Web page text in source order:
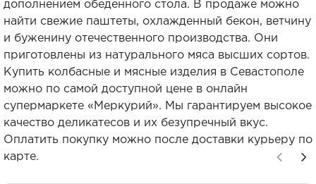
дополнением обеденного стола. В продаже можно
найти свежие паштеты, охлажденный бекон, ветчину
и буженину отечественного производства. Они
приготовлены из натурального мяса высших сортов.
Купить колбасные и мясные изделия в Севастополе
можно по самой доступной цене в онлайн
супермаркете «Меркурий». Мы гарантируем высокое
качество деликатесов и их безупречный вкус.
Оплатить покупку можно после доставки курьеру по
карте.